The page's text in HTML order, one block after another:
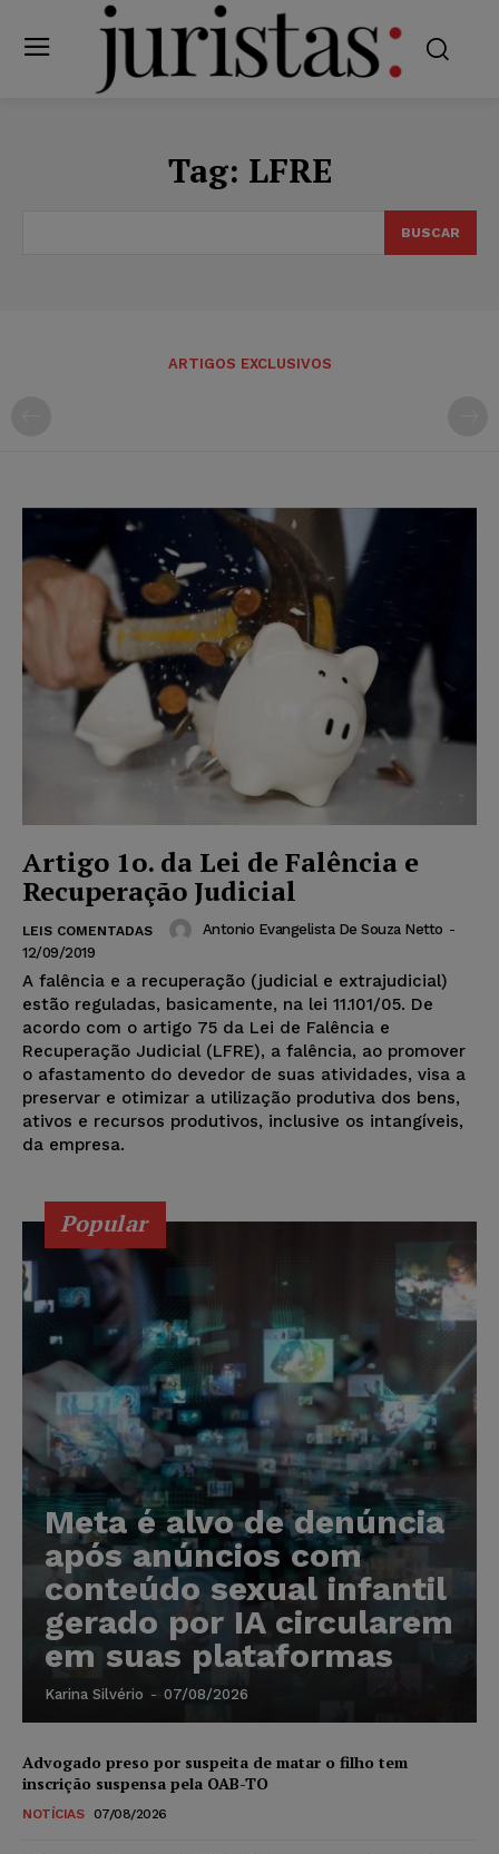
Tag: LFRE
BUSCAR
ARTIGOS EXCLUSIVOS
Artigo 1o. da Lei de Falência e
Recuperação Judicial
LEIS COMENTADAS Antonio Evangelista De Souza Netto -
12/09/2019
A falência e a recuperação (judicial e extrajudicial)
estão reguladas, basicamente, na lei 11.101/05. De
acordo com o artigo 75 da Lei de Falência e
Recuperação Judicial (LFRE), a falência, ao promover
o afastamento do devedor de suas atividades, visa a
preservar e otimizar a utilização produtiva dos bens,
ativos e recursos produtivos, inclusive os intangíveis,
da empresa.
Popular
Meta é alvo de denúncia
após anúncios com
conteúdo sexual infantil
gerado por IA circularem
em suas plataformas
Karina Silvério - 07/08/2026
Advogado preso por suspeita de matar o filho tem
inscrição suspensa pela OAB-TO
NOTÍCIAS 07/08/2026